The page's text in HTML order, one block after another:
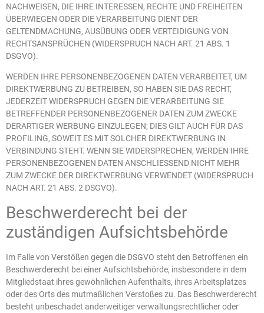
NACHWEISEN, DIE IHRE INTERESSEN, RECHTE UND FREIHEITEN
ÜBERWIEGEN ODER DIE VERARBEITUNG DIENT DER
GELTENDMACHUNG, AUSÜBUNG ODER VERTEIDIGUNG VON
RECHTSANSPRÜCHEN (WIDERSPRUCH NACH ART. 21 ABS. 1
DSGVO).
WERDEN IHRE PERSONENBEZOGENEN DATEN VERARBEITET, UM
DIREKTWERBUNG ZU BETREIBEN, SO HABEN SIE DAS RECHT,
JEDERZEIT WIDERSPRUCH GEGEN DIE VERARBEITUNG SIE
BETREFFENDER PERSONENBEZOGENER DATEN ZUM ZWECKE
DERARTIGER WERBUNG EINZULEGEN; DIES GILT AUCH FÜR DAS
PROFILING, SOWEIT ES MIT SOLCHER DIREKTWERBUNG IN
VERBINDUNG STEHT. WENN SIE WIDERSPRECHEN, WERDEN IHRE
PERSONENBEZOGENEN DATEN ANSCHLIESSEND NICHT MEHR
ZUM ZWECKE DER DIREKTWERBUNG VERWENDET (WIDERSPRUCH
NACH ART. 21 ABS. 2 DSGVO).
Beschwerde­recht bei der
zuständigen Aufsichts­behörde
Im Falle von Verstößen gegen die DSGVO steht den Betroffenen ein
Beschwerderecht bei einer Aufsichtsbehörde, insbesondere in dem
Mitgliedstaat ihres gewöhnlichen Aufenthalts, ihres Arbeitsplatzes
oder des Orts des mutmaßlichen Verstoßes zu. Das Beschwerderecht
besteht unbeschadet anderweitiger verwaltungsrechtlicher oder